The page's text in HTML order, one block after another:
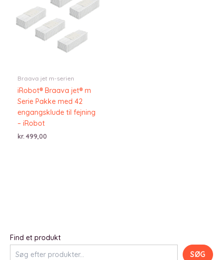
Find et produkt
SØG
Braava jet m-serien
iRobot® Braava jet® m
Serie Pakke med 42
engangsklude til fejning
– iRobot
kr. 499,00